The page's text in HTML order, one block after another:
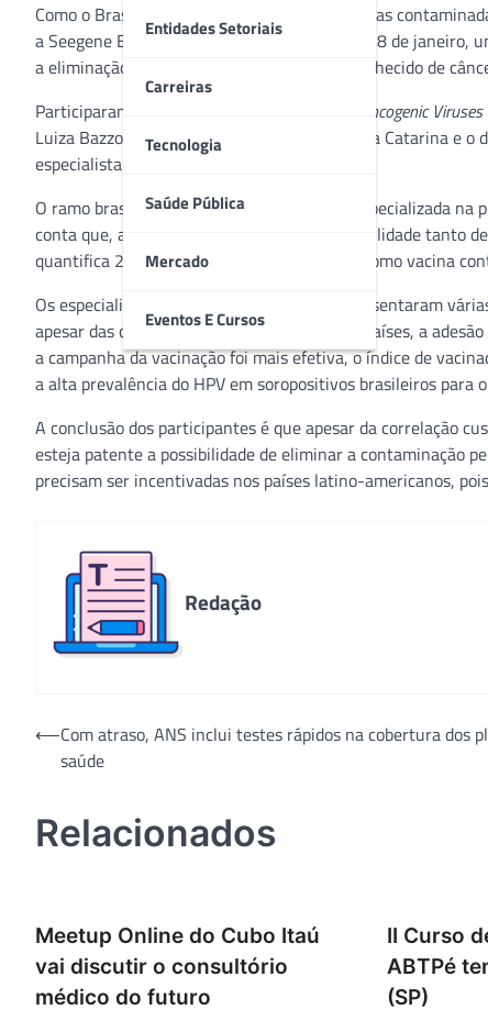
Entidades Setoriais
Carreiras
Tecnologia
Saúde Pública
Mercado
Eventos E Cursos
Como o Brasil tem de 9 a 10 milhões de pessoas
a Seegene Brazil realizou nesta semana, dia 18 de janeiro,
a eliminação do câncer cervical?’, também conhecido de
Participaram do debate a responsável pelo ‘
Oncogenic
Luiza Bazzo, da Universidade Federal de Santa Catarina e
especialista em microbiologia e infectologia.
O ramo brasileiro da Seegene sul coreana, especializada
conta que, atualmente, existe ampla disponibilidade tanto
quantifica 28 genótipos distintos de HPV –, como vacina
Os especialistas participantes do evento apresentaram
apesar das campanhas realizadas em vários países, a
a campanha da vacinação foi mais efetiva, o índice de
a alta prevalência do HPV em soropositivos brasileiros para
A conclusão dos participantes é que apesar da correlação
esteja patente a possibilidade de eliminar a contaminação
precisam ser incentivadas nos países latino-americanos,
Redação
Navegação
⟵Com atraso, ANS inclui testes rápidos na cobertura dos
saúde
Relacionados
Meetup Online do Cubo Itaú
vai discutir o consultório
médico do futuro
II Curso
ABTPé
(SP)